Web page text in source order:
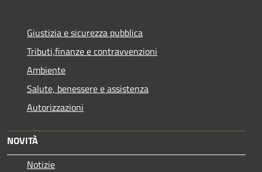
Giustizia e sicurezza pubblica
Tributi,finanze e contravvenzioni
Ambiente
Salute, benessere e assistenza
Autorizzazioni
NOVITÀ
Notizie